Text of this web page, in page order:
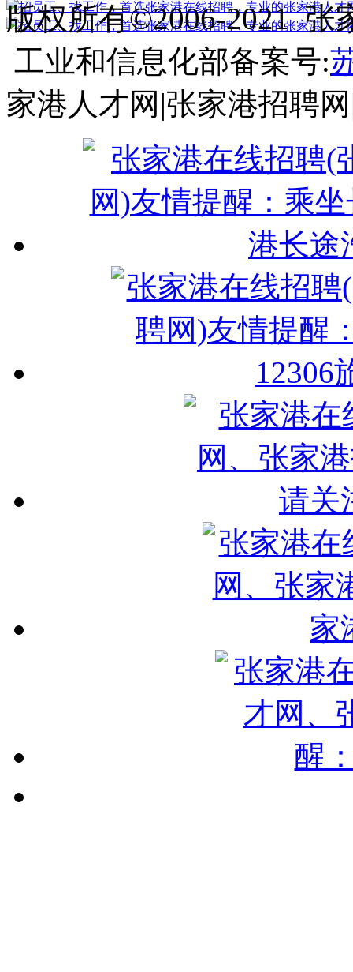
版权所有©2006-2021 张
工业和信息化部备案号:
家港人才网|张家港招聘